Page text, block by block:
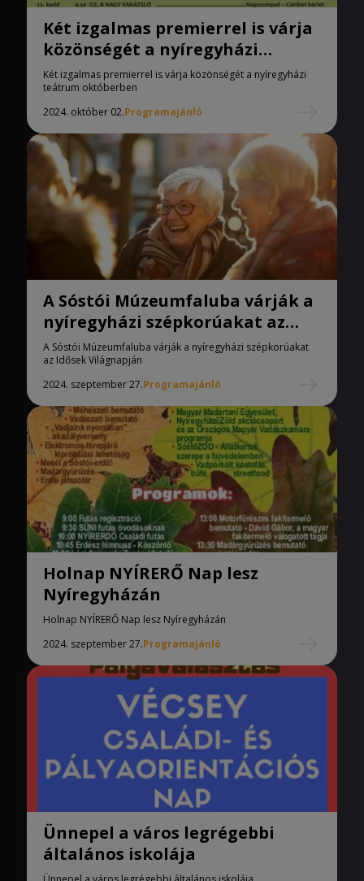
Két izgalmas premierrel is várja
közönségét a nyíregyházi
teátrum októberben
Két izgalmas premierrel is várja közönségét a nyíregyházi
teátrum októberben
2024. október 02.Programajánló
A Sóstói Múzeumfaluba várják a
nyíregyházi szépkorúakat az
Idősek Világnapján
A Sóstói Múzeumfaluba várják a nyíregyházi szépkorúakat
az Idősek Világnapján
2024. szeptember 27.Programajánló
Holnap NYÍRERŐ Nap lesz
Nyíregyházán
Holnap NYÍRERŐ Nap lesz Nyíregyházán
2024. szeptember 27.Programajánló
Ünnepel a város legrégebbi
általános iskolája